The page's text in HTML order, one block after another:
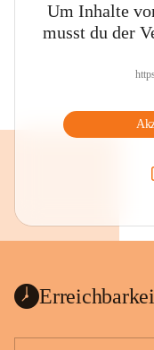
Um Inhalte
musst du der